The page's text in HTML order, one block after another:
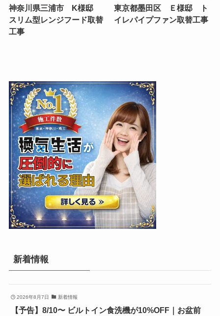
神奈川県三浦市 K様邸
スリム型レンジフード取替
工事
東京都墨田区 Ｅ様邸 ト
イレパイプファン取替工事
新着情報
2026年8月7日 新着情報
【予告】8/10〜 ビルトイン食洗機が10%OFF｜お盆前